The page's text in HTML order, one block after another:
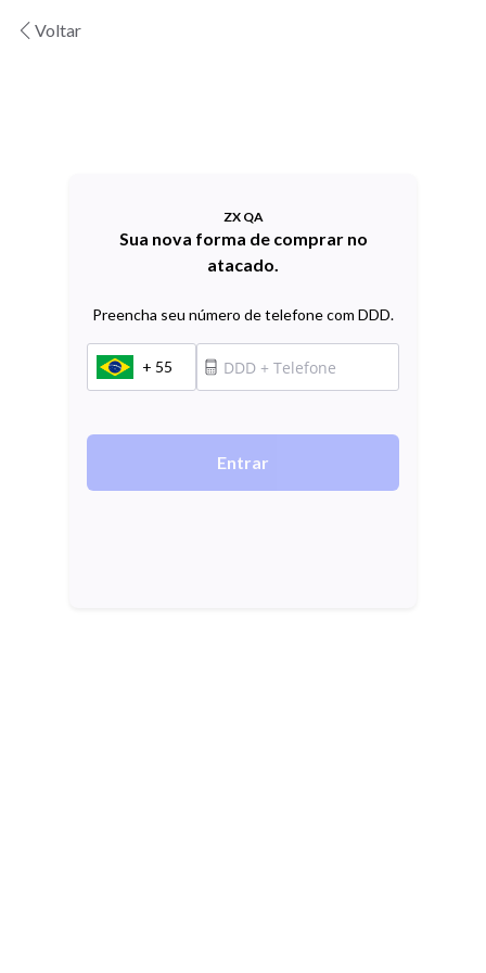
Voltar
ZX QA
Sua nova forma de comprar no
atacado.
Preencha seu número de telefone com DDD.
+ 55
Entrar